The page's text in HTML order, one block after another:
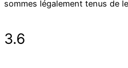
sommes légalement tenus de
3.6